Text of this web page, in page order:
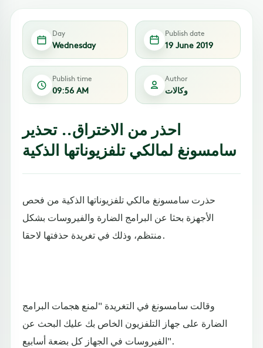
Day
Wednesday
Publish date
19 June 2019
Publish time
09:56 AM
Author
وكالات
احذر من الاختراق.. تحذير
سامسونغ لمالكي تلفزيوناتها الذكية
حذرت سامسونغ مالكي تلفزيوناتها الذكية من فحص
الأجهزة بحثا عن البرامج الضارة والفيروسات بشكل
منتظم، وذلك في تغريدة حذفتها لاحقا.
وقالت سامسونغ في التغريدة "لمنع هجمات البرامج
الضارة على جهاز التلفزيون الخاص بك عليك البحث عن
الفيروسات في الجهاز كل بضعة أسابيع".